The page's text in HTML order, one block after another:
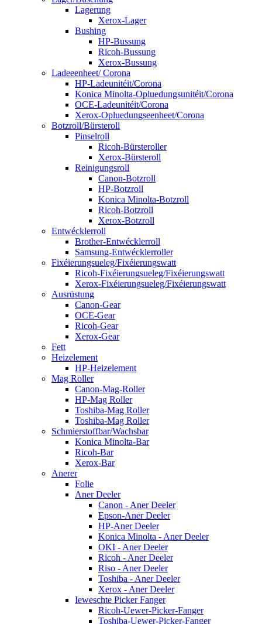
Lagerung
Xerox-Lager
Bushing
HP-Bussung
Ricoh-Bussung
Xerox-Bussung
Ladeeenheet/ Corona
HP-Ladeunitéit/Corona
Konica Minolta-Opluedungsunitéit/Corona
OCE-Ladeunitéit/Corona
Xerox-Opluedungseenheet/Corona
Botzroll/Bürsteroll
Pinselroll
Ricoh-Bürsteroller
Xerox-Bürsteroll
Reinigungsroll
Canon-Botzroll
HP-Botzroll
Konica Minolta-Botzroll
Ricoh-Botzroll
Xerox-Botzroll
Entwécklerroll
Brother-Entwécklerroll
Samsung-Entwécklerroller
Fixéierungsueleg/Fixéierungswatt
Ricoh-Fixéierungsueleg/Fixéierungswatt
Xerox-Fixéierungsueleg/Fixéierungswatt
Ausrüstung
Canon-Gear
OCE-Gear
Ricoh-Gear
Xerox-Gear
Fett
Heizelement
HP-Heizelement
Mag Roller
Canon-Mag-Roller
HP-Mag Roller
Toshiba-Mag Roller
Toshiba-Mag Roller
Schmierstoffbar/Wachsbar
Konica Minolta-Bar
Ricoh-Bar
Xerox-Bar
Anerer
Folie
Aner Deeler
Canon - Aner Deeler
Epson-Aner Deeler
HP-Aner Deeler
Konica Minolta - Aner Deeler
OKI - Aner Deeler
Ricoh - Aner Deeler
Riso - Aner Deeler
Toshiba - Aner Deeler
Xerox - Aner Deeler
Ieweschte Picker Fanger
Ricoh-Uewer-Picker-Fanger
Toshiba-Uewer-Picker-Fanger